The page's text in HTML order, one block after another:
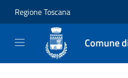
Regione Toscana
Comune